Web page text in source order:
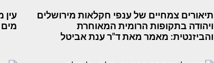
תיאורים צמחיים של ענפי חקלאות מירושלים
ויהודה בתקופות הרומית המאוחרת
והביזנטית: מאמר מאת ד"ר ענת אביטל
מים